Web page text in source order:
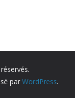
par WordPress.